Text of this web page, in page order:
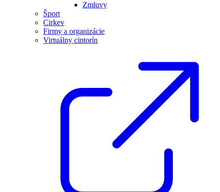
Zmluvy
Šport
Cirkev
Firmy a organizácie
Virtuálny cintorín